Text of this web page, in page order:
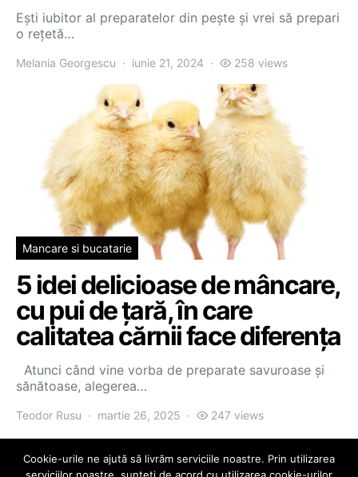
Ești iubitor al preparatelor din pește și vrei să prepari
o rețetă…
Melania Georgescu iunie 21, 2024 258 views
Mancare si bucatarie
5 idei delicioase de mâncare,
cu pui de țară, în care
calitatea cărnii face diferența
Atunci când vine vorba de preparate savuroase și
sănătoase, alegerea…
Teodor Rusu martie 26, 2025 247 views
Cookie-urile ne ajută să livrăm serviciile noastre. Prin utilizarea